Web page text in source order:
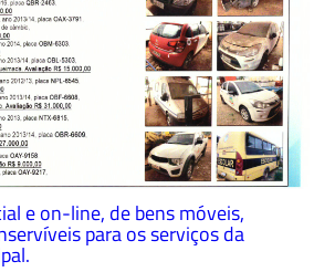
e on-line, de bens móveis,
para os serviços da